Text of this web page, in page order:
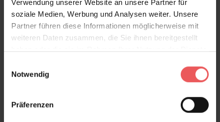
Verwendung unserer Website an unsere Partner für
soziale Medien, Werbung und Analysen weiter. Unsere
Partner führen diese Informationen möglicherweise mit
weiteren Daten zusammen, die Sie ihnen bereitgestellt
haben oder die sie im Rahmen Ihrer Nutzung der Dienste
Notwendig
Präferenzen
Versand & Zahlung
Bewertungen